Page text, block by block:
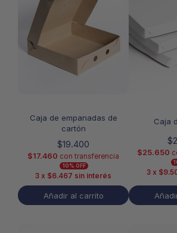
Caja de empanadas de
cartón
$19.400
$17.460 con transferencia
10% OFF
3 x $6.467 sin interés
Añadir al carrito
Caja
$
$25.650
3 x $